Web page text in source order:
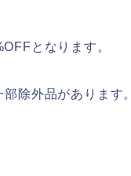
となります。
除外品があります。